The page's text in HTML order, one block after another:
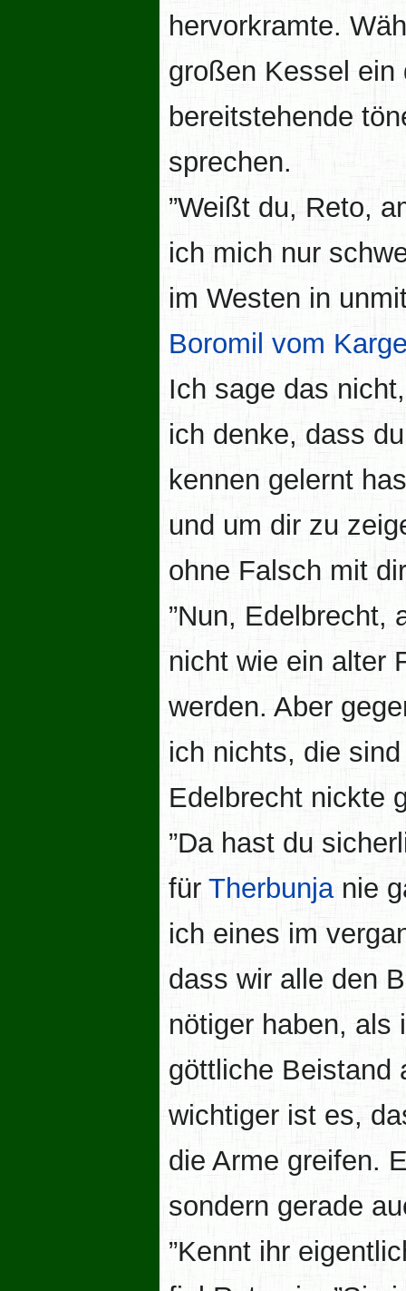
hervorkramte.
großen Kessel ein
bereitstehende
sprechen.
”Weißt du, Reto,
ich mich nur
im Westen in
Boromil vom
Ich sage das
ich denke, dass
kennen gelernt
und um dir zu
ohne Falsch mit
”Nun, Edelbrecht,
nicht wie ein alter
werden. Aber
ich nichts, die
Edelbrecht nickte
”Da hast du
für Therbunjanie
ich eines im
dass wir alle den
nötiger haben, als
göttliche Beistand
wichtiger ist es,
die Arme greifen.
sondern gerade
”Kennt ihr